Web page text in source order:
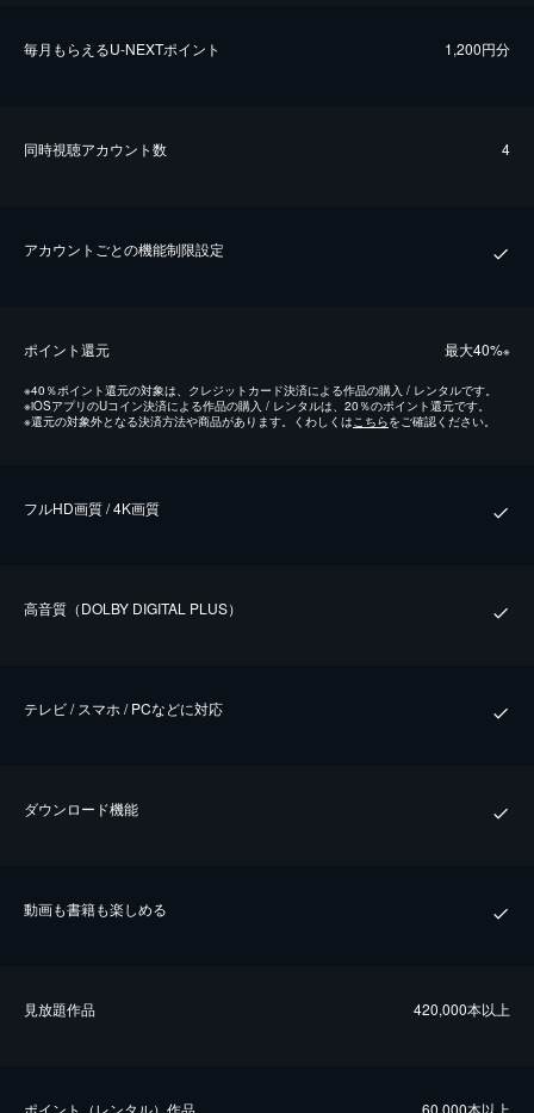
毎⽉もらえるU-NEXTポイント 1,200円分
同時視聴アカウント数 4
アカウントごとの機能制限設定
ポイント還元 最⼤40%※
※40％ポイント還元の対象は、クレジットカード決済による作品の購入 / レンタルです。
※iOSアプリのUコイン決済による作品の購入 / レンタルは、20％のポイント還元です。
※還元の対象外となる決済方法や商品があります。くわしくはこちらをご確認ください。
フルHD画質 / 4K画質
⾼⾳質（DOLBY DIGITAL PLUS）
テレビ / スマホ / PCなどに対応
ダウンロード機能
動画も書籍も楽しめる
⾒放題作品 420,000本以上